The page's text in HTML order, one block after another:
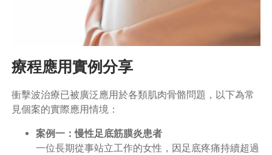
療程應用實例分享
衝擊波治療已被廣泛應用於各類肌肉骨骼問題，以下為常
見個案的實際應用情境：
案例一：慢性足底筋膜炎患者
一位長期從事站立工作的女性，因足底疼痛持續超過